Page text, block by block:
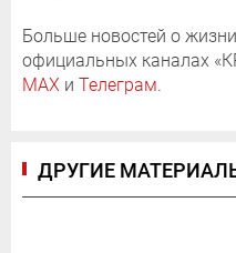
Больше новостей о
официальных каналах
MAX и Телеграм.
ДРУГИЕ